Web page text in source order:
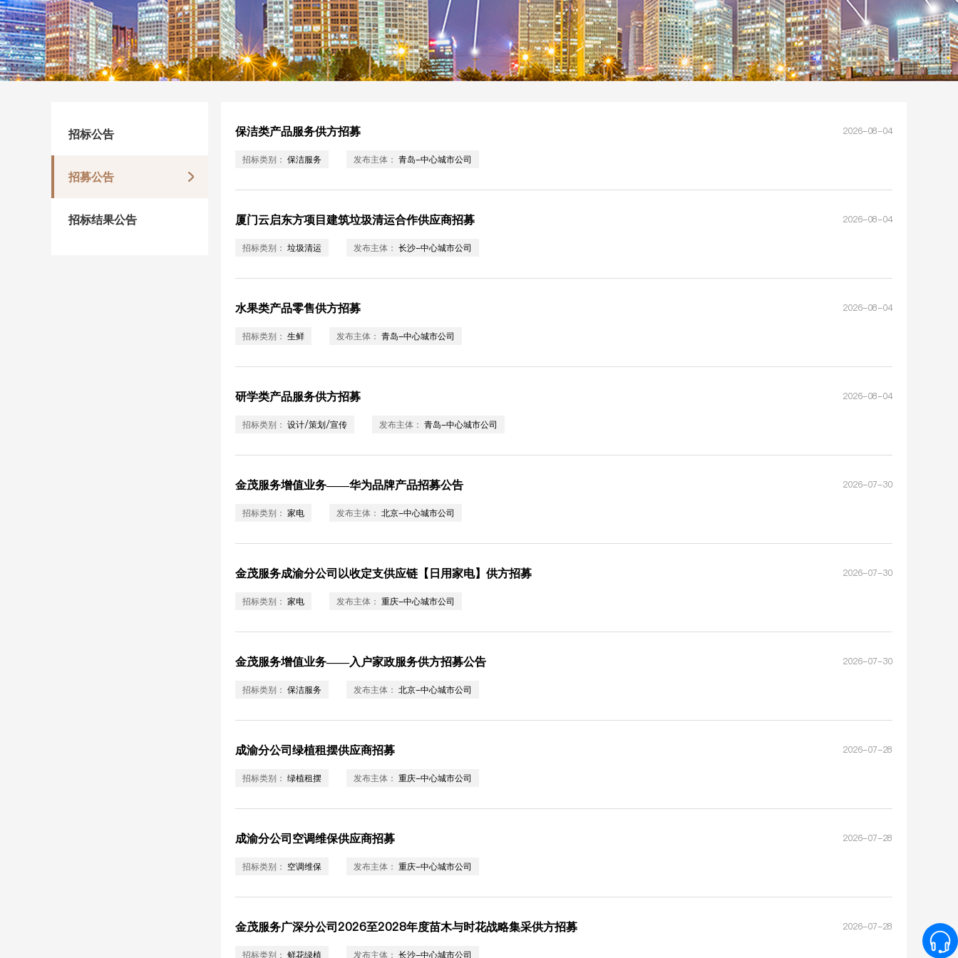
招标公告
招募公告
招标结果公告
保洁类产品服务供方招募 2026-08-04
招标类别： 保洁服务 发布主体： 青岛-中心城市公司
厦门云启东方项目建筑垃圾清运合作供应商招募 2026-08-04
招标类别： 垃圾清运 发布主体： 长沙-中心城市公司
水果类产品零售供方招募 2026-08-04
招标类别： 生鲜 发布主体： 青岛-中心城市公司
研学类产品服务供方招募 2026-08-04
招标类别： 设计/策划/宣传 发布主体： 青岛-中心城市公司
金茂服务增值业务——华为品牌产品招募公告 2026-07-30
招标类别： 家电 发布主体： 北京-中心城市公司
金茂服务成渝分公司以收定支供应链【日用家电】供方招募 2026-07-30
招标类别： 家电 发布主体： 重庆-中心城市公司
金茂服务增值业务——入户家政服务供方招募公告 2026-07-30
招标类别： 保洁服务 发布主体： 北京-中心城市公司
成渝分公司绿植租摆供应商招募 2026-07-28
招标类别： 绿植租摆 发布主体： 重庆-中心城市公司
成渝分公司空调维保供应商招募 2026-07-28
招标类别： 空调维保 发布主体： 重庆-中心城市公司
金茂服务广深分公司2026至2028年度苗木与时花战略集采供方招募 2026-07-28
招标类别： 鲜花绿植 发布主体： 长沙-中心城市公司